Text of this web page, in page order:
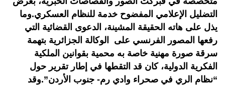
التضليل الإعلامي المفضوح خدمة للنظام العسكري.وما
يذل على هاته الحقيقة المشينة، الدعوى القضائية التي
رفعها المصور الفرنسي على الوكالة الجزائرية بتهمة
سرقة صورة مهنية خاصة به محمية بقوانين الملكية
الفكرية الدولية، كان قد التقطها في إطار تقرير حول
“نظام الري في صحراء وادي رم- جنوب الأردن”.وقد